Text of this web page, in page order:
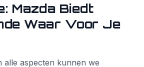
Mazda Biedt
Waar Voor Je
alle aspecten kunnen we